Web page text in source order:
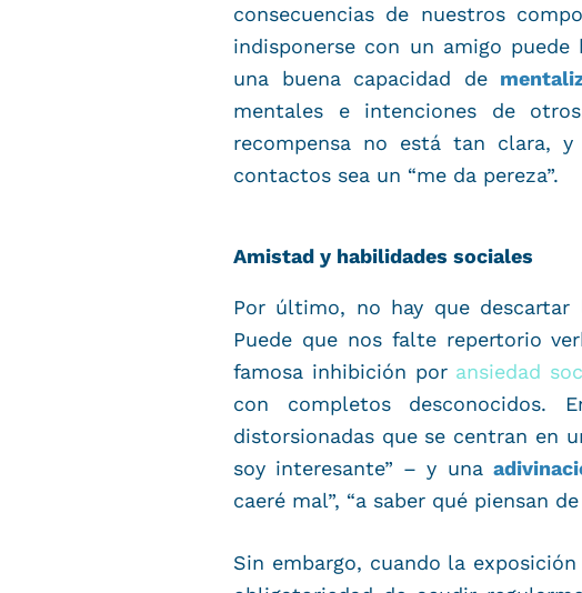
consecuencias de nuestros
indisponerse con un amigo
una buena capacidad de
mentales e intenciones de
recompensa no está tan clara,
contactos sea un “me da pereza”.
Amistad y habilidades sociales
Por último, no hay que
Puede que nos falte repertorio
famosa inhibición por ansiedad
con completos
distorsionadas que se centran en
soy interesante” – y una
caeré mal”, “a saber qué piensan
Sin embargo, cuando la